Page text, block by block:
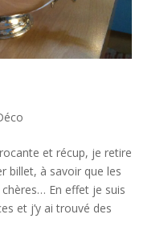
et récup, je retire
billet, à savoir que les
En effet je suis
et j’y ai trouvé des